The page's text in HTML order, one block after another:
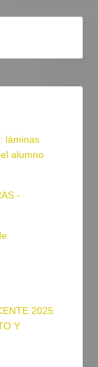
láminas
alumno
-
2025
Y